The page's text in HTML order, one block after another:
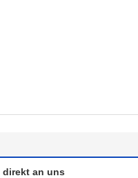
direkt an uns